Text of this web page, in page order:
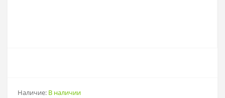
Наличие: В наличии